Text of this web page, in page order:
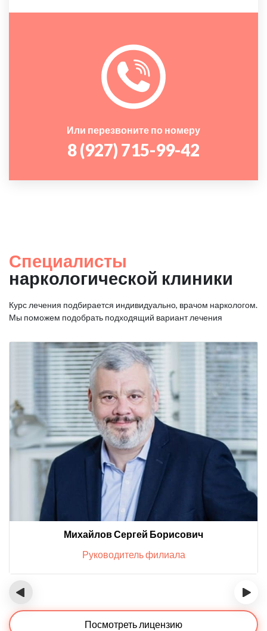
Или перезвоните по номеру
8 (927) 715-99-42
Специалисты
наркологической клиники
Курс лечения подбирается индивидуально, врачом наркологом.
Мы поможем подобрать подходящий вариант лечения
Михайлов Сергей Борисович
Руководитель филиала
‹ ›
Посмотреть лицензию